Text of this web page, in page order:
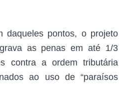
daqueles pontos, o projeto
as penas em até 1/3
contra a ordem tributária
ao uso de “paraísos